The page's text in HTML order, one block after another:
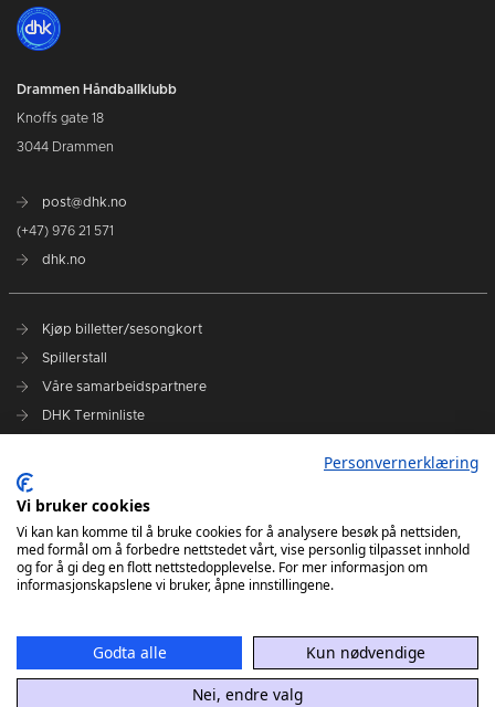
Drammen Håndballklubb
Knoffs gate 18
3044 Drammen
post@dhk.no
(+47) 976 21 571
dhk.no
Kjøp billetter/sesongkort
Spillerstall
Våre samarbeidspartnere
DHK Terminliste
DHK på Instagram
DHK på TikTok
Personvernerklæring
Vi bruker cookies
Vi kan kan komme til å bruke cookies for å analysere besøk på nettsiden,
med formål om å forbedre nettstedet vårt, vise personlig tilpasset innhold
og for å gi deg en flott nettstedopplevelse. For mer informasjon om
informasjonskapslene vi bruker, åpne innstillingene.
Godta alle
Kun nødvendige
Nei, endre valg